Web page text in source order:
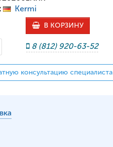
Kermi
В КОРЗИНУ
8 (812) 920-63-52
консультацию специалиста